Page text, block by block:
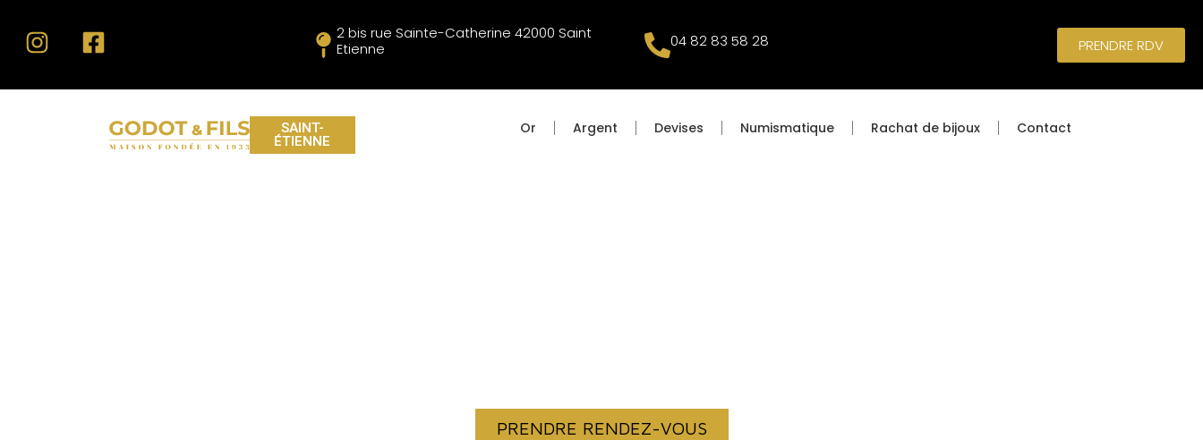
2 bis rue Sainte-Catherine 42000 Saint
Etienne
04 82 83 58 28 PRENDRE RDV
SAINT-
ÉTIENNE
Or Argent Devises Numismatique Rachat de bijoux Contact
PRENDRE RENDEZ-VOUS